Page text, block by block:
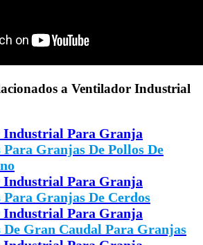
a Ventilador Industrial
Granjas De Pollos De
Granjas De Cerdos
De Gran Caudal Para Granjas